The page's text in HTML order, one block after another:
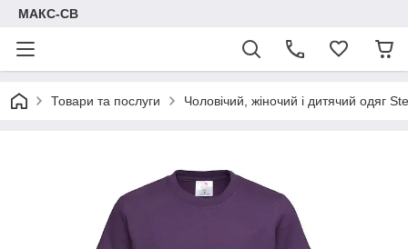
МАКС-СВ
Товари та послуги Чоловічий, жіночий і дитячий одяг